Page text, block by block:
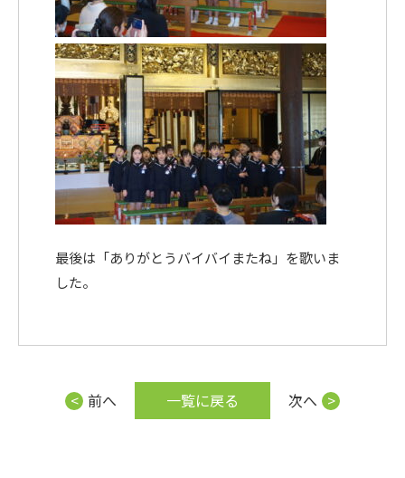
最後は「ありがとうバイバイまたね」を歌いま
した。
前へ 一覧に戻る 次へ